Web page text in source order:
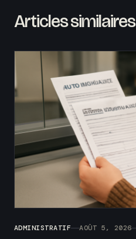
Articles similaires
ADMINISTRATIF AOÛT 5, 2026